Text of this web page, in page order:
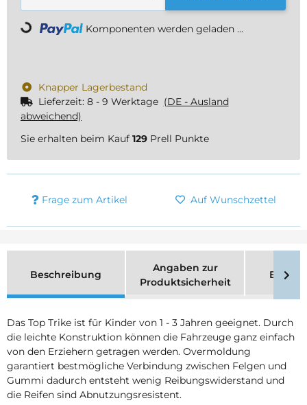
Loading... Komponenten werden geladen ...
Knapper Lagerbestand
Lieferzeit: 8 - 9 Werktage (DE - Ausland
abweichend)
Sie erhalten beim Kauf 129 Prell Punkte
Frage zum Artikel Auf Wunschzettel
Beschreibung
Angaben zur
Produktsicherheit
Das Top Trike ist für Kinder von 1 - 3 Jahren geeignet. Durch
die leichte Konstruktion können die Fahrzeuge ganz einfach
von den Erziehern getragen werden. Overmoldung
garantiert bestmögliche Verbindung zwischen Felgen und
Gummi dadurch entsteht wenig Reibungswiderstand und
die Reifen sind Abnutzungsresistent.